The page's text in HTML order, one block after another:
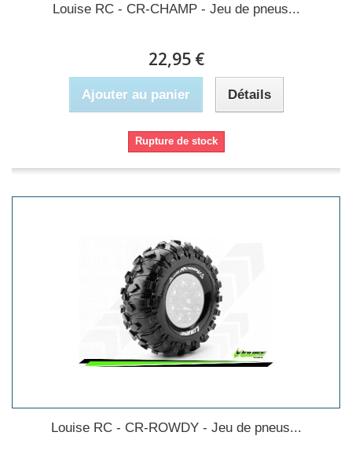
Louise RC - CR-CHAMP - Jeu de pneus...
22,95 €
Ajouter au panier Détails
Rupture de stock
Louise RC - CR-ROWDY - Jeu de pneus...